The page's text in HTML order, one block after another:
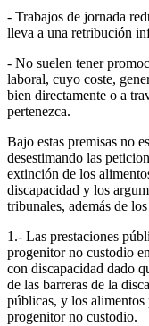
- Trabajos de jornada
lleva a una retribución
- No suelen tener
laboral, cuyo coste,
bien directamente o a
pertenezca.
Bajo estas premisas no
desestimando las
extinción de los
discapacidad y los
tribunales, además de
1.- Las prestaciones
progenitor no custodio
con discapacidad dado
de las barreras de la
públicas, y los
progenitor no custodio.